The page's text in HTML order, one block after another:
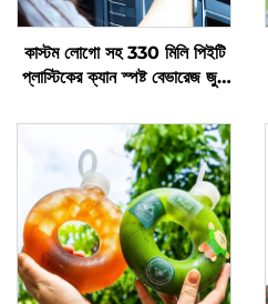
কাস্টম লোগো সহ 330 মিলি পিইটি
প্লাস্টিকের ক্যান স্পষ্ট বেভারেজ জুস